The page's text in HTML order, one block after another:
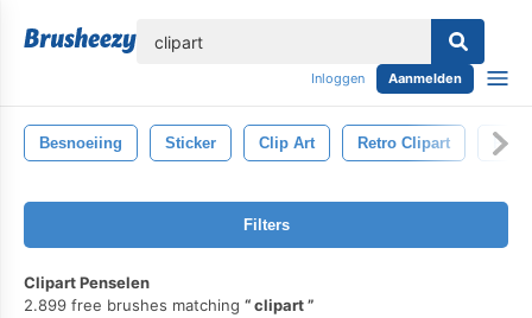
Inloggen Aanmelden
Besnoeiing Sticker Clip Art Retro Clipart
Filters
Clipart Penselen
2.899 free brushes matching
clipart